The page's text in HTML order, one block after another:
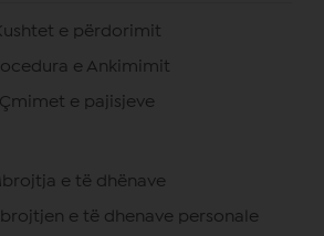
e përdorimit
e Ankimimit
Çmimet e pajisjeve
e të dhënave
e të dhenave personale